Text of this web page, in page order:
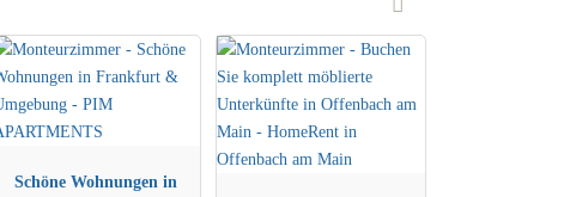
Schöne Wohnungen in